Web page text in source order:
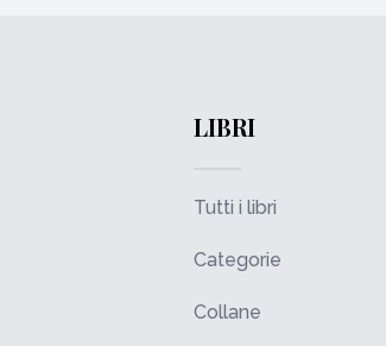
LIBRI
Tutti i libri
Categorie
Collane